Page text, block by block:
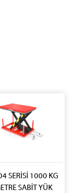
SERİSİ 1000 KG
SABİT YÜK